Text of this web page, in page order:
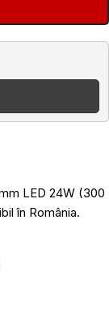
LED 24W (300
în România.